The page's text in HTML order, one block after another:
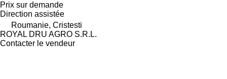
Prix sur demande
Direction assistée
Roumanie, Cristesti
ROYAL DRU AGRO S.R.L.
Contacter le vendeur